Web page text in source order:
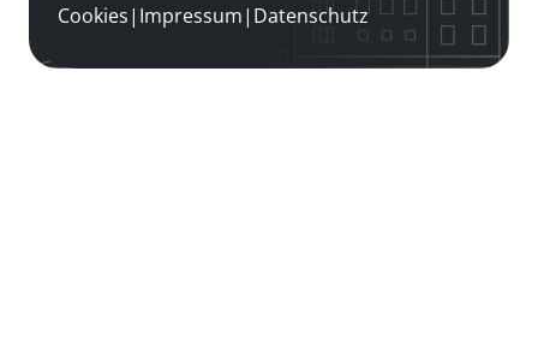
Cookies| Impressum| Datenschutz